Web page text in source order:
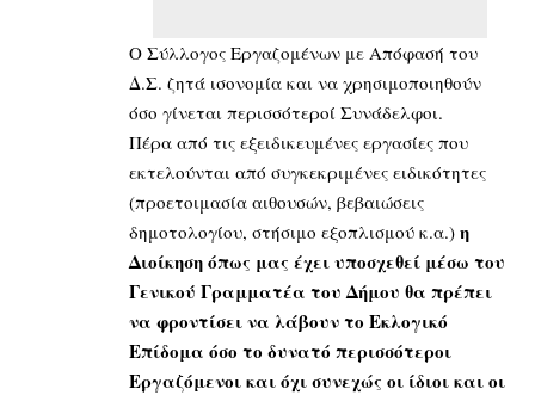
Ο Σύλλογος Εργαζομένων με Απόφασή του
Δ.Σ. ζητά ισονομία και να χρησιμοποιηθούν
όσο γίνεται περισσότεροί Συνάδελφοι.
Πέρα από τις εξειδικευμένες εργασίες που
εκτελούνται από συγκεκριμένες ειδικότητες
(προετοιμασία αιθουσών, βεβαιώσεις
δημοτολογίου, στήσιμο εξοπλισμού κ.α.) η
Διοίκηση όπως μας έχει υποσχεθεί μέσω του
Γενικού Γραμματέα του Δήμου θα πρέπει
να φροντίσει να λάβουντο Εκλογικό
Επίδομα όσο το δυνατό περισσότεροι
Εργαζόμενοικαι όχι συνεχώς οι ίδιοι και οι